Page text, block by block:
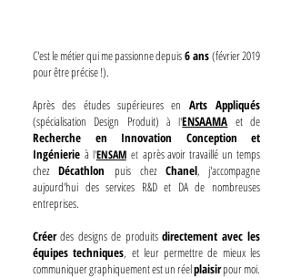
C'est le métier qui me passionne depuis6 ans(février 2019
pour être précise !).
Après des études supérieures en Arts Appliqués
(spécialisation Design Produit) à l'ENSAAMA et de
Recherche en Innovation Conception et
Ingénierie à l'ENSAMet après avoir travaillé un temps
chez Décathlon puischez Chanel, j'accompagne
aujourd'hui des services R&D et DA de nombreuses
entreprises.
Créerdes designs de produitsdirectement avec les
équipes techniques, et leur permettre de mieux les
communiquer graphiquement est un réelplaisirpour moi.